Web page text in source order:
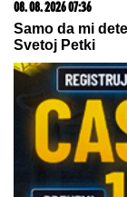
08. 08. 2026 07:36
Samo da mi
Svetoj Petki